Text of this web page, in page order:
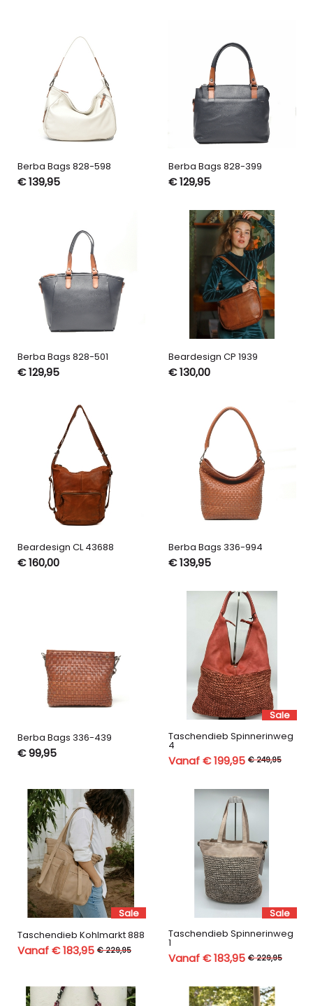
Berba Bags 828-598
€ 139,95
Berba Bags 828-399
€ 129,95
Berba Bags 828-501
€ 129,95
Beardesign CP 1939
€ 130,00
Beardesign CL 43688
€ 160,00
Berba Bags 336-994
€ 139,95
Berba Bags 336-439
€ 99,95
Sale
Taschendieb Spinnerinweg
4
Vanaf € 199,95 € 249,95
Sale
Taschendieb Kohlmarkt 888
Vanaf € 183,95 € 229,95
Sale
Taschendieb Spinnerinweg
1
Vanaf € 183,95 € 229,95